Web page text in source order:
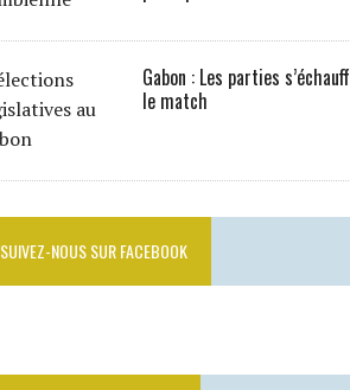
Gabon : Les parties
le match
SUIVEZ-NOUS SUR FACEBOOK